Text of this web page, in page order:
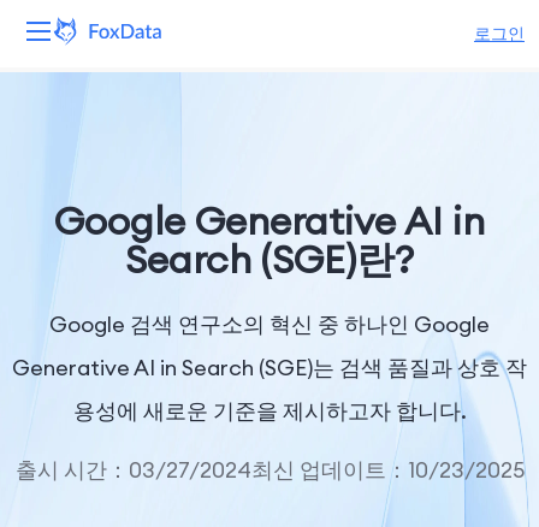
로그인
솔루션Google Generative AI in
Search (SGE)란?
Google 검색 연구소의 혁신 중 하나인 Google
Generative AI in Search (SGE)는 검색 품질과 상호 작
용성에 새로운 기준을 제시하고자 합니다.
출시 시간：03/27/2024최신 업데이트：10/23/2025